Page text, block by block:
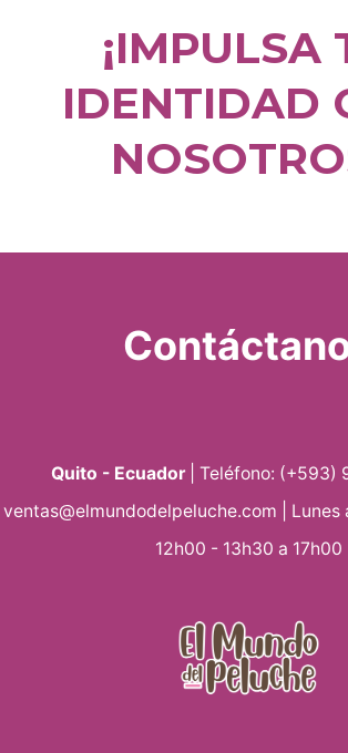
¡IMPULSA
IDENTIDAD
Quito - Ecuador| Teléfono: (+593)
ventas@elmundodelpeluche.com | Lunes
12h00 - 13h30 a 17h00